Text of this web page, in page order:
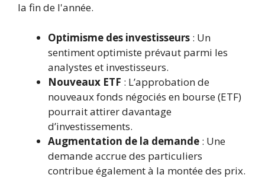
la fin de l'année.
Optimisme des investisseurs : Un
sentiment optimiste prévaut parmi les
analystes et investisseurs.
Nouveaux ETF : L’approbation de
nouveaux fonds négociés en bourse (ETF)
pourrait attirer davantage
d’investissements.
Augmentation de la demande : Une
demande accrue des particuliers
contribue également à la montée des prix.